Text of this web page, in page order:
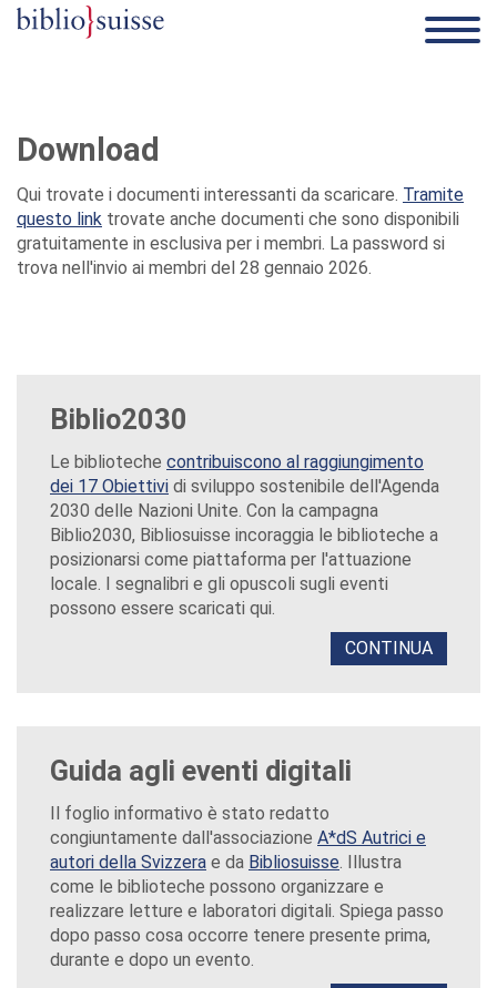
Download
Qui trovate i documenti interessanti da scaricare. Tramite
questo link trovate anche documenti che sono disponibili
gratuitamente in esclusiva per i membri. La password si
trova nell'invio ai membri del 28 gennaio 2026.
Biblio2030
Le biblioteche contribuiscono al raggiungimento
dei 17 Obiettivi di sviluppo sostenibile dell'Agenda
2030 delle Nazioni Unite. Con la campagna
Biblio2030, Bibliosuisse incoraggia le biblioteche a
posizionarsi come piattaforma per l'attuazione
locale. I segnalibri e gli opuscoli sugli eventi
possono essere scaricati qui.
CONTINUA
Guida agli eventi digitali
Il foglio informativo è stato redatto
congiuntamente dall'associazione A*dS Autrici e
autori della Svizzera e da Bibliosuisse. Illustra
come le biblioteche possono organizzare e
realizzare letture e laboratori digitali. Spiega passo
dopo passo cosa occorre tenere presente prima,
durante e dopo un evento.